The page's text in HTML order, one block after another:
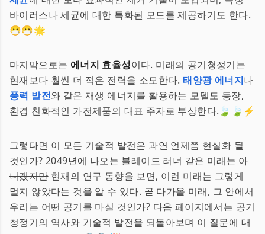
바이러스나 세균에 대한 특화된 모드를 제공하기도 한다.
😷😷🌟
마지막으로는 에너지 효율성이다. 미래의 공기청정기는
현재보다 훨씬 더 적은 전력을 소모한다.태양광 에너지나
풍력 발전와 같은 재생 에너지를 활용하는 모델도 등장,
환경 친화적인 가전제품의 대표 주자로 부상한다.🍃🍃⚡
그렇다면 이 모든 기술적 발전은 과연 언제쯤 현실화 될
것인가? 2049년에 나오는 블레이드 러너 같은 미래는 아
니겠지만현재의 연구 동향을 보면, 이런 미래는 그렇게
멀지 않았다는 것을 알 수 있다. 곧 다가올 미래, 그 안에서
우리는 어떤 공기를 마실 것인가? 다음 페이지에서는 공기
청정기의 역사와 기술적 발전을 되돌아보며 이 질문에 대